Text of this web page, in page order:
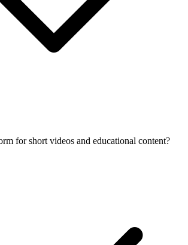
for short videos and educational content?